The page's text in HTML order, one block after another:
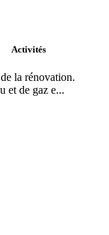
Activités
la rénovation.
et de gaz e...